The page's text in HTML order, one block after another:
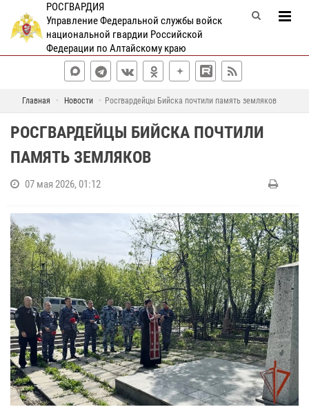
РОСГВАРДИЯ
Управление Федеральной службы войск
национальной гвардии Российской
Федерации по Алтайскому краю
Главная Новости Росгвардейцы Бийска почтили память земляков
РОСГВАРДЕЙЦЫ БИЙСКА ПОЧТИЛИ
ПАМЯТЬ ЗЕМЛЯКОВ
07 мая 2026, 01:12